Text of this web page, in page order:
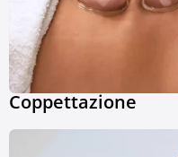
Coppettazione